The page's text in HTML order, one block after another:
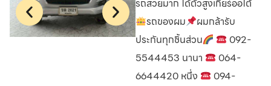
รถสวยมาก ได้ตัวสูงเกียร์ออโต้
รถของผม
ผมกล้ารับ
ประกันทุกชิ้นส่วน
092-
5544453 นานา
064-
6644420 หนึ่ง
094-